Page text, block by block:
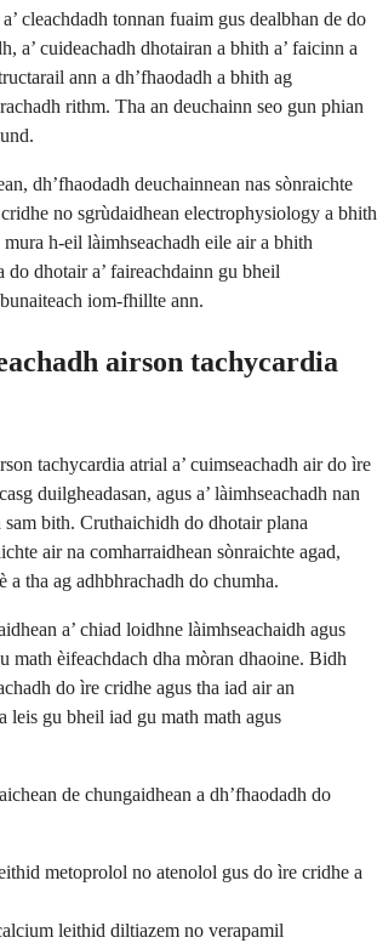
cleachdadh tonnan fuaim gus dealbhan de do
a’ cuideachadh dhotairan a bhith a’ faicinn a
ann a dh’fhaodadh a bhith ag
rithm. Tha an deuchainn seo gun phian
dh’fhaodadh deuchainnean nas sònraichte
no sgrùdaidhean electrophysiology a bhith
h-eil làimhseachadh eile air a bhith
do dhotair a’ faireachdainn gu bheil
iom-fhillte ann.
airson tachycardia
tachycardia atrial a’ cuimseachadh air do ìre
duilgheadasan, agus a’ làimhseachadh nan
sam bith. Cruthaichidh do dhotair plana
air na comharraidhean sònraichte agad,
a tha ag adhbhrachadh do chumha.
a’ chiad loidhne làimhseachaidh agus
math èifeachdach dha mòran dhaoine. Bidh
do ìre cridhe agus tha iad air an
leis gu bheil iad gu math math agus
de chungaidhean a dh’fhaodadh do
metoprolol no atenolol gus do ìre cridhe a
leithid diltiazem no verapamil